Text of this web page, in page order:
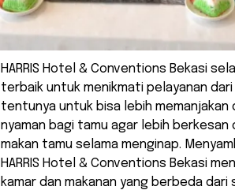
HARRIS Hotel & Conventions Bekasi
terbaik untuk menikmati pelayanan dari
tentunya untuk bisa lebih memanjakan
nyaman bagi tamu agar lebih
makan tamu selama menginap.
HARRIS Hotel & Conventions Bekasi
kamar dan makanan yang berbeda